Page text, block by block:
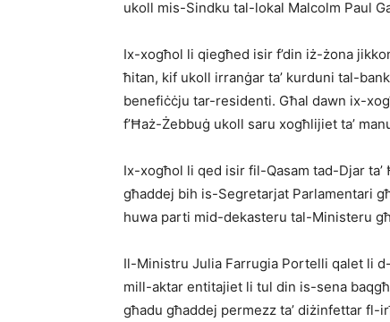
ukoll mis-Sindku tal-lokal Malcolm Paul
Ix-xogħol li qiegħed isir f’din iż-żona
ħitan, kif ukoll irranġar ta’ kurduni tal-
benefiċċju tar-residenti. Għal dawn ix-
f’Ħaż-Żebbuġ ukoll saru xogħlijiet ta’
Ix-xogħol li qed isir fil-Qasam tad-Djar
għaddej bih is-Segretarjat Parlamentari
huwa parti mid-dekasteru tal-Ministeru
Il-Ministru Julia Farrugia Portelli qalet li
mill-aktar entitajiet li tul din is-sena
għadu għaddej permezz ta’ diżinfettar fl-